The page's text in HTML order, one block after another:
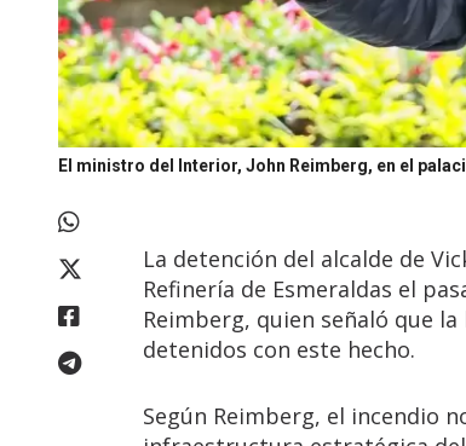
El ministro del Interior, John Reimberg, en el
La detención del alcalde de
Refinería de Esmeraldas el
Reimberg, quien señaló que
detenidos con este hecho.
Según Reimberg, el incendio